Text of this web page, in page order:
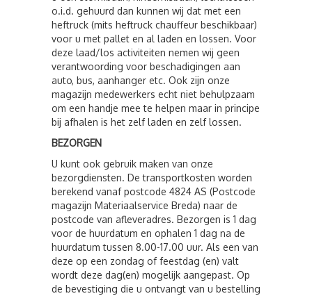
o.i.d. gehuurd dan kunnen wij dat met een
heftruck (mits heftruck chauffeur beschikbaar)
voor u met pallet en al laden en lossen. Voor
deze laad/los activiteiten nemen wij geen
verantwoording voor beschadigingen aan
auto, bus, aanhanger etc. Ook zijn onze
magazijn medewerkers echt niet behulpzaam
om een handje mee te helpen maar in principe
bij afhalen is het zelf laden en zelf lossen.
BEZORGEN
U kunt ook gebruik maken van onze
bezorgdiensten. De transportkosten worden
berekend vanaf postcode 4824 AS (Postcode
magazijn Materiaalservice Breda) naar de
postcode van afleveradres. Bezorgen is 1 dag
voor de huurdatum en ophalen 1 dag na de
huurdatum tussen 8.00-17.00 uur. Als een van
deze op een zondag of feestdag (en) valt
wordt deze dag(en) mogelijk aangepast. Op
de bevestiging die u ontvangt van u bestelling